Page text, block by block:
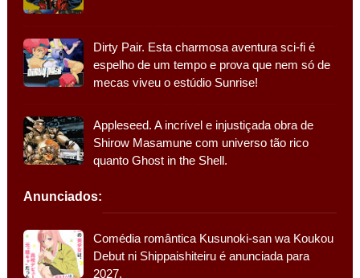
Dirty Pair. Esta charmosa aventura sci-fi é
espelho de um tempo e prova que nem só de
mecas viveu o estúdio Sunrise!
Appleseed. A incrível e injustiçada obra de
Shirow Masamune com universo tão rico
quanto Ghost in the Shell.
Anunciados:
Comédia romântica Kusunoki-san wa Koukou
Debut ni Shippaishiteiru é anunciada para
2027.